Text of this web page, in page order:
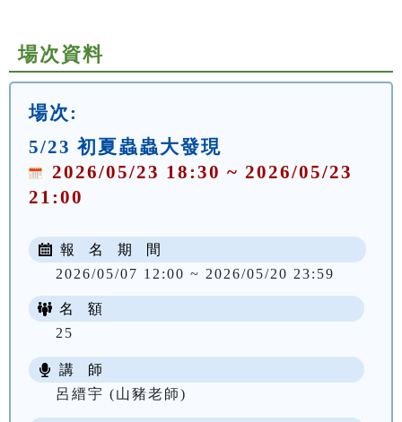
場次資料
場次:
5/23 初夏蟲蟲大發現
2026/05/23 18:30 ~ 2026/05/23
21:00
報 名 期 間
2026/05/07 12:00 ~ 2026/05/20 23:59
名 額
25
講 師
呂縉宇 (山豬老師)